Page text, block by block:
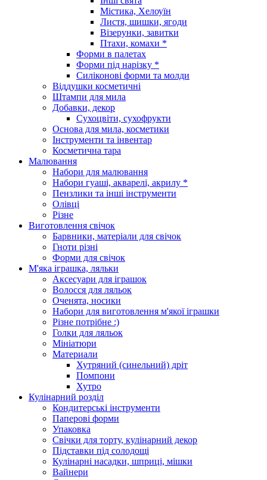
Містика, Хелоуїн
Листя, шишки, ягоди
Візерунки, завитки
Птахи, комахи *
Форми в палетах
Форми під нарізку *
Силіконові форми та молди
Віддушки косметичні
Штампи для мила
Добавки, декор
Сухоцвіти, сухофрукти
Основа для мила, косметики
Інструменти та інвентар
Косметична тара
Малювання
Набори для малювання
Набори гуаші, акварелі, акрилу *
Пензлики та інші інструменти
Олівці
Різне
Виготовлення свічок
Барвники, матеріали для свічок
Гноти різні
Форми для свічок
М'яка іграшка, ляльки
Аксесуари для іграшок
Волосся для ляльок
Оченята, носики
Набори для виготовлення м'якої іграшки
Різне потрібне :)
Голки для ляльок
Мініатюри
Материали
Хутряний (синельний) дріт
Помпони
Хутро
Кулінарний розділ
Кондитерські інструменти
Паперові форми
Упаковка
Свічки для торту, кулінарний декор
Підставки під солодощі
Кулінарні насадки, шприці, мішки
Вайнери